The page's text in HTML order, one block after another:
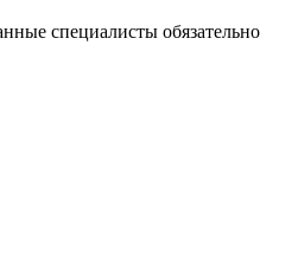
специалисты обязательно